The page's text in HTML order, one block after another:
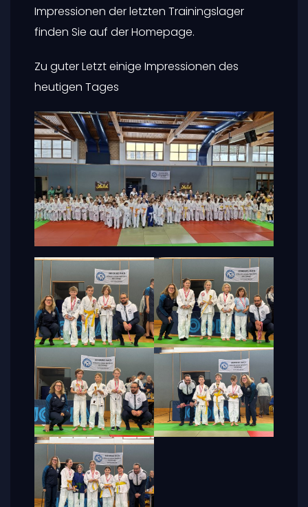
Impressionen der letzten Trainingslager
finden Sie auf der Homepage.
Zu guter Letzt einige Impressionen des
heutigen Tages